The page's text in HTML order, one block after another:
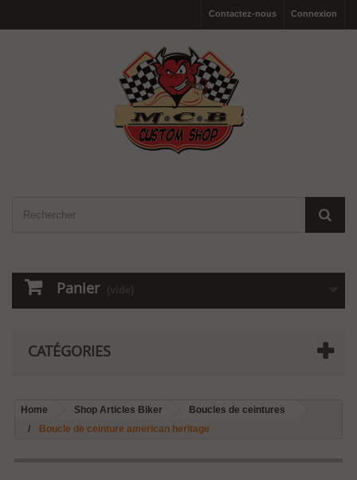
Connexion
Contactez-nous
Panier (vide)
CATÉGORIES
Home Shop Articles Biker
Boucles de ceintures
Boucle de ceinture american heritage